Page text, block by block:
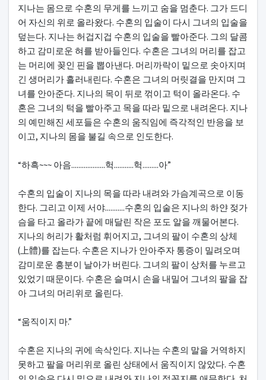
지나는 몸으로 수혼의 무게를 느끼고 숨을 멈춘다. 그가 드디
어 자신의 위로 올라왔다. 수혼의 입술이 다시 그녀의 입술을
덮는다. 지나는 허겁지겁 수혼의 입술을 빨아준다. 그의 달콤
하고 감미로운 혀를 받아들인다. 수혼은 그녀의 머리를 잡고
는 머리에 꽂인 핀을 뽑아낸다. 머리까락이 밑으로 솟아지며
긴 생머리가 흘러내린다. 수혼은 그녀의 머릿결을 만지며 그
녀를 안아준다. 지나의 목이 뒤로 꺾이고 턱이 올라온다. 수
혼은 그녀의 턱을 빨아주고 목을 따라 밑으로 내려온다. 지나
의 예민해진 세포들은 수혼의 움직임에 즉각적인 반응을 보
이고, 지나의 몸을 불길 속으로 인도한다.
“하흑~~~ 아음...................헉...........헉.........아”
수혼의 입술이 지나의 목을 따라 내려와 가슴계곡으로 이동
한다. 그리고 이제 서야...........수혼의 입술은 지나의 하얀 젖가
슴을 타고 올라가 끝에 매달린 작은 포도 알을 깨물어본다.
지나의 허리가 활처럼 휘어지고, 그녀의 팔이 수혼의 상체
(上體)를 잡는다. 수혼은 지나가 안아주자 통증이 밀려오며
감미로운 흥분이 날아가 버린다. 그녀의 팔이 상처를 누르고
있었기 때문이다. 수혼은 슬며시 손을 내밀어 그녀의 팔을 잡
아 그녀의 머리위로 올린다.
“움직이지 마.”
수혼은 지나의 귀에 속삭인다. 지나는 수혼의 말을 거역하지
못하고 팔을 머리위로 올린 상태에서 움직이지 않았다. 수혼